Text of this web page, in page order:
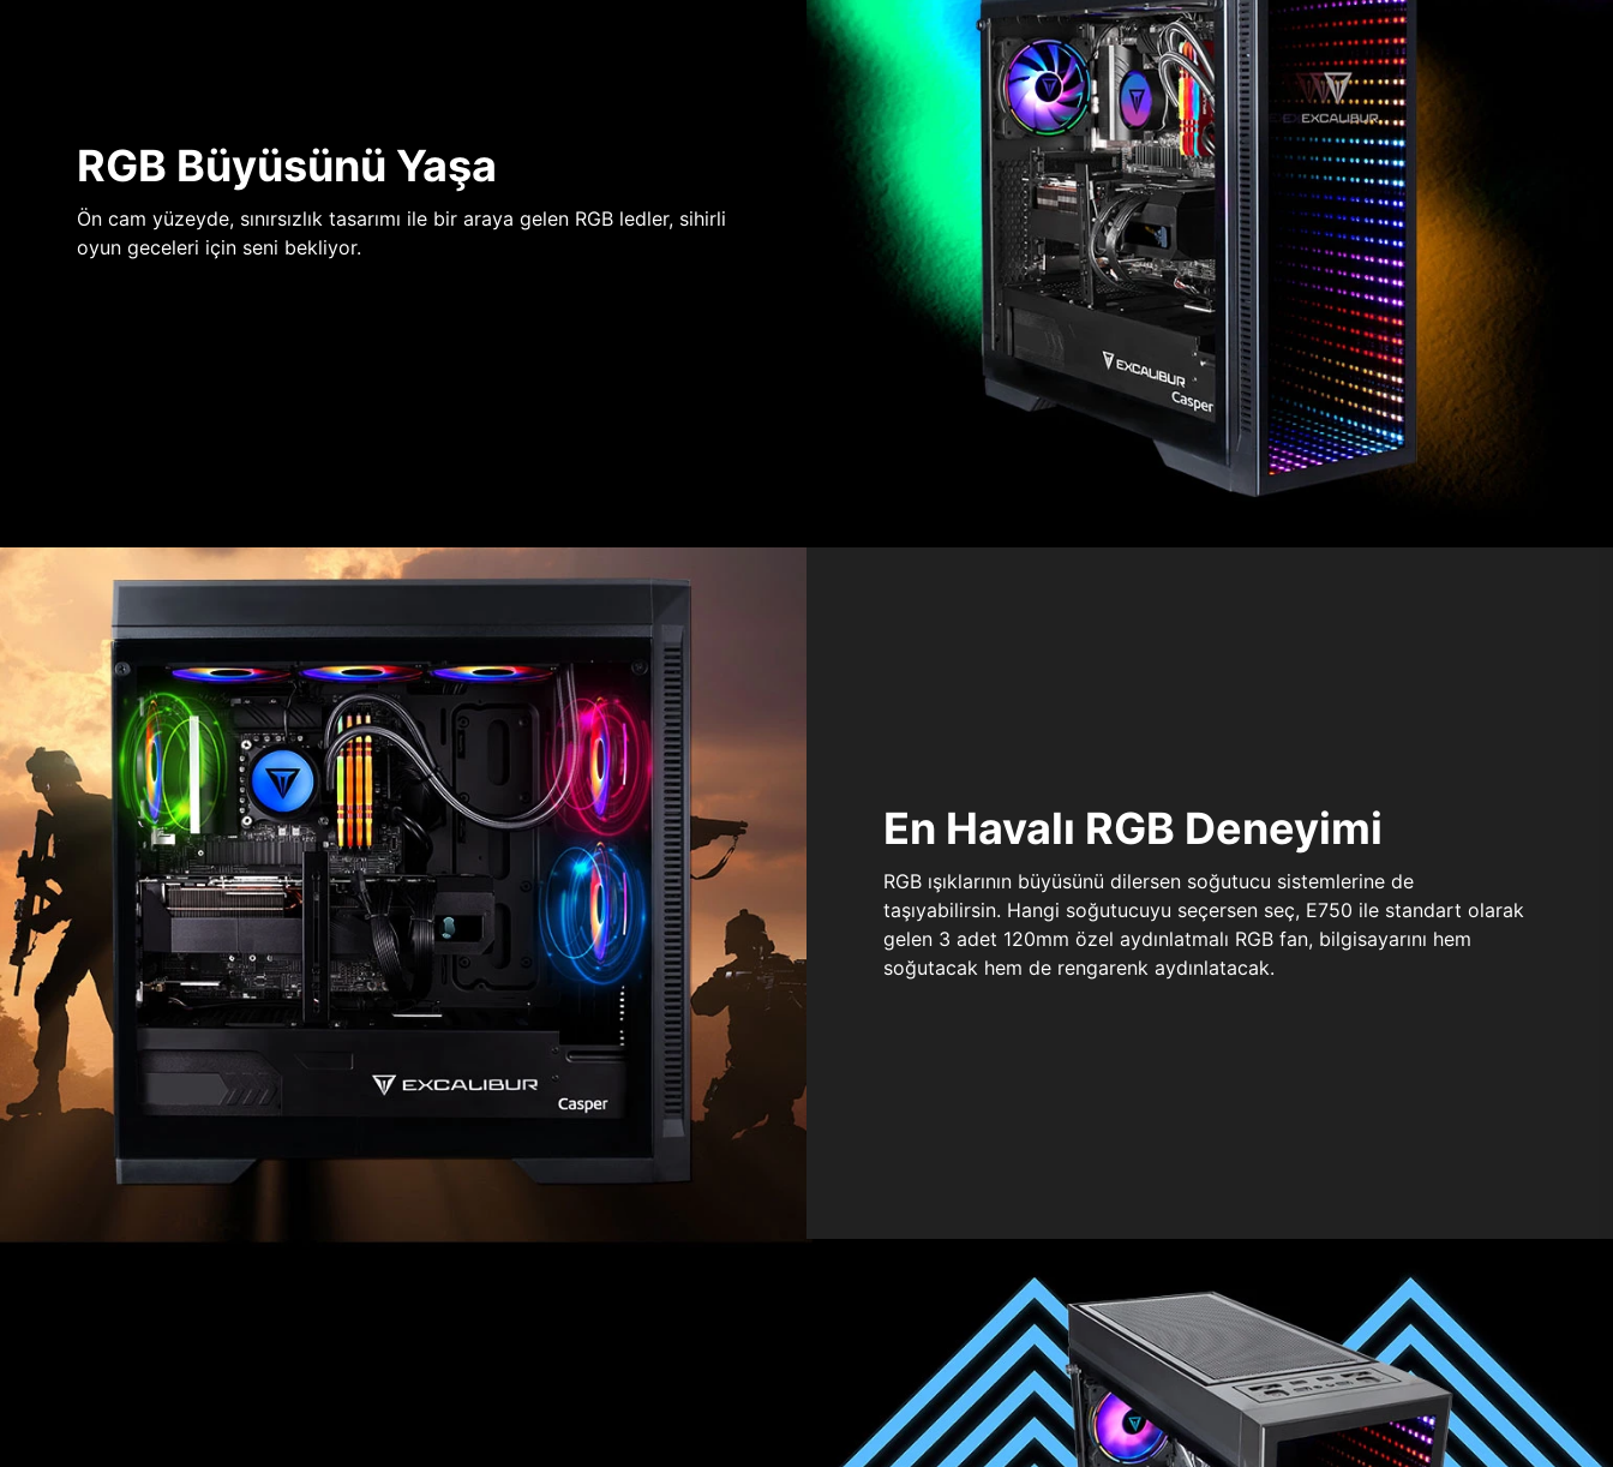
RGB Büyüsünü Yaşa
Ön cam yüzeyde, sınırsızlık tasarımı ile bir araya gelen RGB ledler, sihirli
oyun geceleri için seni bekliyor.
En Havalı RGB Deneyimi
RGB ışıklarının büyüsünü dilersen soğutucu sistemlerine de
taşıyabilirsin. Hangi soğutucuyu seçersen seç, E750 ile standart olarak
gelen 3 adet 120mm özel aydınlatmalı RGB fan, bilgisayarını hem
soğutacak hem de rengarenk aydınlatacak.